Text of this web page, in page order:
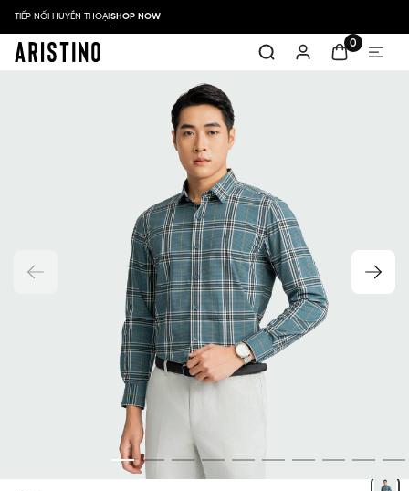
TIẾP NỐI HUYỀN THOẠISHOP NOW
0